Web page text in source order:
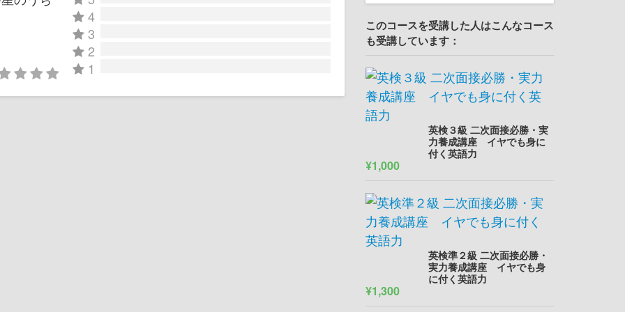
4
3
2
1
このコースを受講した人はこんなコース
も受講しています：
英検３級 二次面接必勝・実
力養成講座 イヤでも身に
付く英語力
¥1,000
英検準２級 二次面接必勝・
実力養成講座 イヤでも身
に付く英語力
¥1,300